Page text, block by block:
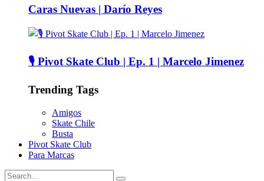
Caras Nuevas | Darío Reyes
🎙️ Pivot Skate Club | Ep. 1 | Marcelo Jimenez
Trending Tags
Amigos
Skate Chile
Busta
Pivot Skate Club
Para Marcas